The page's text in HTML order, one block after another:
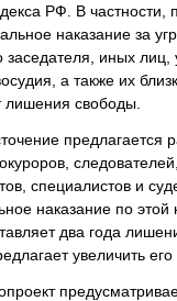
РФ. В частности,
наказание за
заседателя, иных лиц,
а также их
лишения свободы.
предлагается
специалистов и
наказание по этой
два года
увеличить его